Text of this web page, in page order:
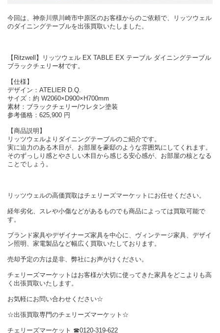
今回は、神奈川県川崎市中原区のお客様からのご依頼で、リッツウェル
のダイニングテーブルを出張買取いたしました。
【Ritzwell】リッツウェル EX TABLE EX テーブル ダイニングテーブル
ブラックチェリー材です。
【仕様】
デザイン：ATELIER D.Q.
サイズ：約 W2060×D900×H700mm
素材：ブラックチェリー/ウレタン塗装
参考価格：625,900 円
【商品説明】
リッツウェルよりダイニングテーブルのご紹介です。
実に迫力のある木目が、お部屋を豪邸のような雰囲気にしてくれます。
そのずっしり感とやさしい木目から感じる安心感が、お部屋の核となる
ことでしょう。
リッツウェルの高価買取はチェリーズマーケットにお任せください。
経年劣化、スレや小傷などがあるものでも商品によっては買取可能で
す。
ブランド家具やデザイナーズ家具を中心に、ヴィンテージ家具、デザイ
ン照明、家電製品など幅広く買取いたしております。
売却予定の方は是非、弊社にお声がけください。
チェリーズマーケットはお客様が大切に使ってきた家具をどこよりも高
く出張買取いたします。
お気軽にお問い合わせください☆
☆出張買取専門のチェリーズマーケット☆
チェリーズマーケット ☎︎0120-319-622